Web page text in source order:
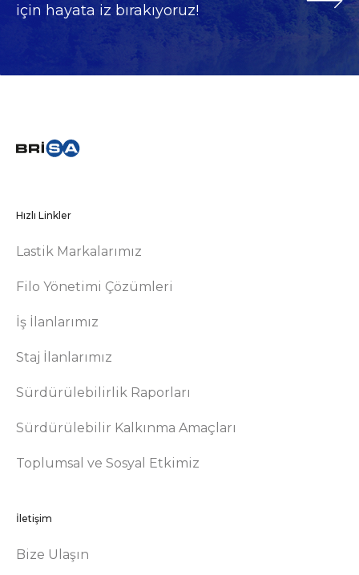
için hayata iz bırakıyoruz!
Hızlı Linkler
Lastik Markalarımız
Filo Yönetimi Çözümleri
İş İlanlarımız
Staj İlanlarımız
Sürdürülebilirlik Raporları
Sürdürülebilir Kalkınma Amaçları
Toplumsal ve Sosyal Etkimiz
İletişim
Bize Ulaşın